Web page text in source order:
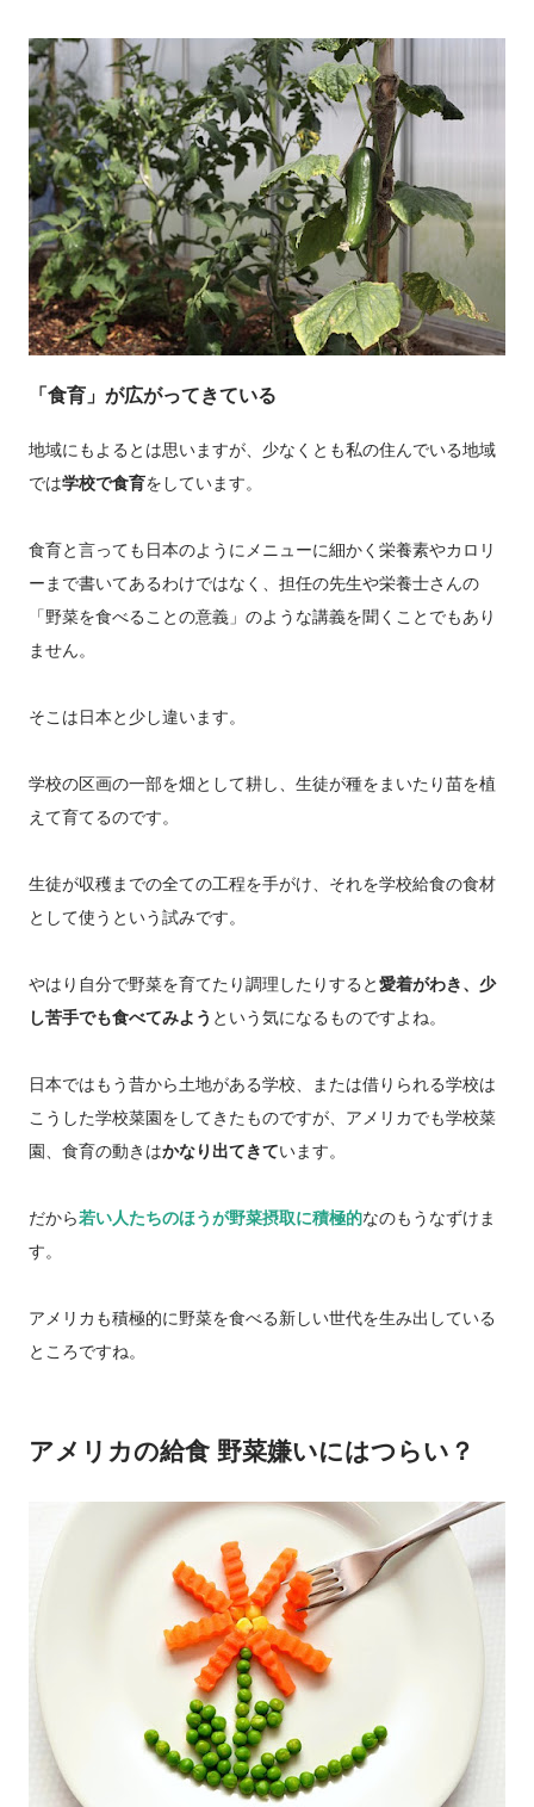
「食育」が広がってきている
地域にもよるとは思いますが、少なくとも私の住んでいる地域
では学校で食育をしています。
食育と言っても日本のようにメニューに細かく栄養素やカロリ
ーまで書いてあるわけではなく、担任の先生や栄養士さんの
「野菜を食べることの意義」のような講義を聞くことでもあり
ません。
そこは日本と少し違います。
学校の区画の一部を畑として耕し、生徒が種をまいたり苗を植
えて育てるのです。
生徒が収穫までの全ての工程を手がけ、それを学校給食の食材
として使うという試みです。
やはり自分で野菜を育てたり調理したりすると愛着がわき、少
し苦手でも食べてみよう という気になるものですよね。
日本ではもう昔から土地がある学校、または借りられる学校は
こうした学校菜園をしてきたものですが、アメリカでも学校菜
園、食育の動きはかなり出てきています。
だから若い人たちのほうが野菜摂取に積極的なのもうなずけま
す。
アメリカも積極的に野菜を食べる新しい世代を生み出している
ところですね。
アメリカの給食 野菜嫌いにはつらい？